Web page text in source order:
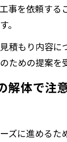
事を依頼する
。
積もり内容に
ための提案を
解体で注
ズに進めるた